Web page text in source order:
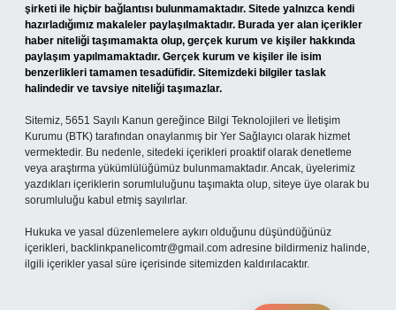
şirketi ile hiçbir bağlantısı bulunmamaktadır. Sitede yalnızca kendi
hazırladığımız makaleler paylaşılmaktadır. Burada yer alan içerikler
haber niteliği taşımamakta olup, gerçek kurum ve kişiler hakkında
paylaşım yapılmamaktadır. Gerçek kurum ve kişiler ile isim
benzerlikleri tamamen tesadüfidir. Sitemizdeki bilgiler taslak
halindedir ve tavsiye niteliği taşımazlar.
Sitemiz, 5651 Sayılı Kanun gereğince Bilgi Teknolojileri ve İletişim
Kurumu (BTK) tarafından onaylanmış bir Yer Sağlayıcı olarak hizmet
vermektedir. Bu nedenle, sitedeki içerikleri proaktif olarak denetleme
veya araştırma yükümlülüğümüz bulunmamaktadır. Ancak, üyelerimiz
yazdıkları içeriklerin sorumluluğunu taşımakta olup, siteye üye olarak bu
sorumluluğu kabul etmiş sayılırlar.
Hukuka ve yasal düzenlemelere aykırı olduğunu düşündüğünüz
içerikleri, backlinkpanelicomtr@gmail.com adresine bildirmeniz halinde,
ilgili içerikler yasal süre içerisinde sitemizden kaldırılacaktır.